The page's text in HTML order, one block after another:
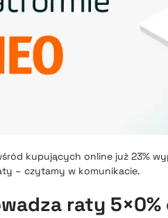
kupujących online już 23%
– czytamy w komunikacie.
raty 5×0%